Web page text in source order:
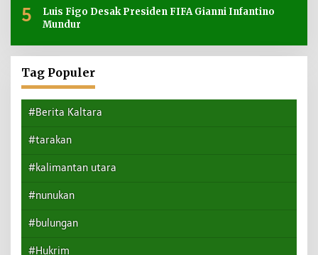
5
Luis Figo Desak Presiden FIFA Gianni Infantino
Mundur
Tag Populer
#Berita Kaltara
#tarakan
#kalimantan utara
#nunukan
#bulungan
#Hukrim